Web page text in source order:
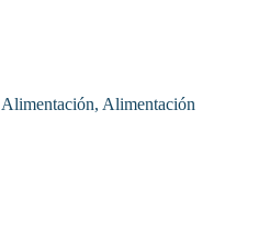
Alimentación